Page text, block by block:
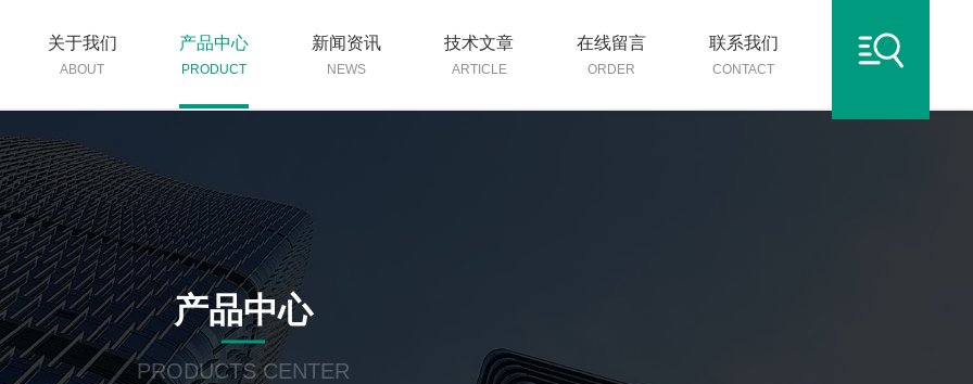
关于我们
ABOUT
产品中心
PRODUCT
新闻资讯
NEWS
技术文章
ARTICLE
在线留言
ORDER
联系我们
CONTACT
产品中心
PRODUCTS CENTER